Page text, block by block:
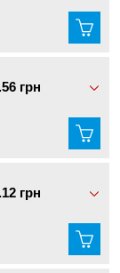
грн
грн